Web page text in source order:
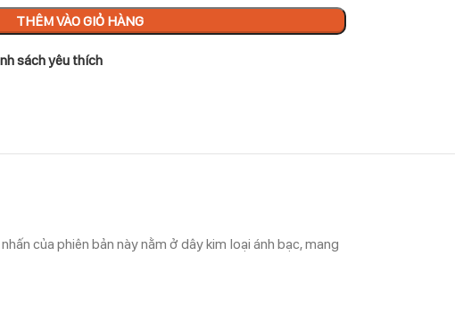
THÊM VÀO GIỎ HÀNG
sách yêu thích
của phiên bản này nằm ở dây kim loại ánh bạc, mang